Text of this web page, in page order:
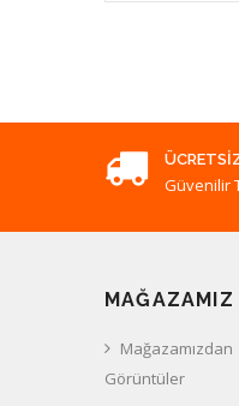
Güvenilir
MAĞAZAMIZ
Mağazamızdan
Görüntüler